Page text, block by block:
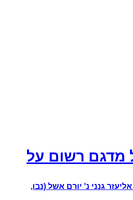
מדגם רשום על
תא (מחוזי ת"א) 1085-05 אליעזר גנני נ' יורם אשל (נבו,